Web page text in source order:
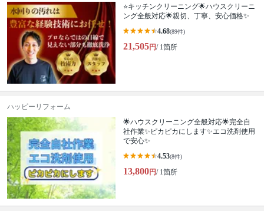
⭐️キッチンクリーニング🌟ハウスクリーニ
ング全般対応🌟親切、丁寧、安心価格✨
4.68(89件)
21,505円/ 1箇所
ハッピーリフォーム
🌟ハウスクリーニング全般対応🌟完全自
社作業✨️ピカピカにします✨️エコ洗剤使用
で安心✨
4.53(8件)
13,800円/ 1箇所